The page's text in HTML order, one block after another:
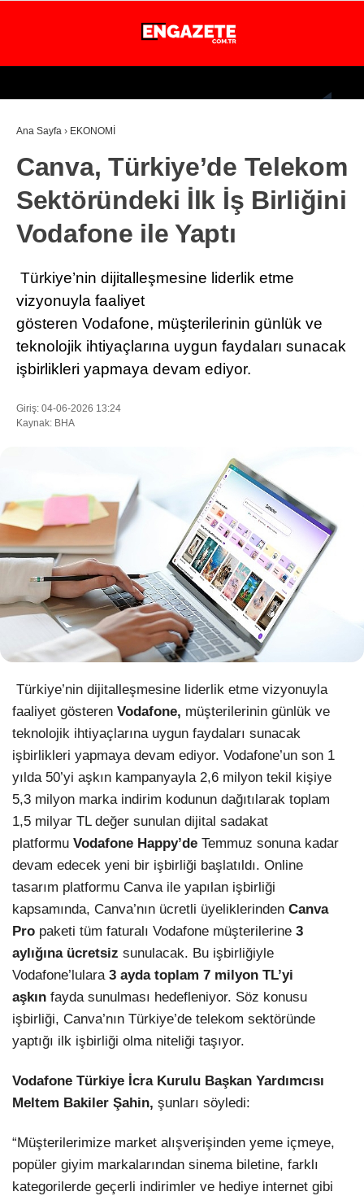
Facebook
Instagram
Youtube
Dribbble
LinkedIn
25.5
İSTANBUL
GÜNDEM
EKONOMİ
DÜNYA
MAGAZİN
SAĞLIK
TEKNOLOJİ
EĞİTİM
Ana Sayfa › EKONOMİ
Canva, Türkiye’de Telekom
Sektöründeki İlk İş Birliğini
Vodafone ile Yaptı
Türkiye’nin dijitalleşmesine liderlik etme
vizyonuyla faaliyet
gösteren Vodafone, müşterilerinin günlük ve
teknolojik ihtiyaçlarına uygun faydaları sunacak
işbirlikleri yapmaya devam ediyor.
Giriş: 04-06-2026 13:24
Kaynak: BHA
Türkiye’nin dijitalleşmesine liderlik etme vizyonuyla
faaliyet gösteren Vodafone, müşterilerinin günlük ve
teknolojik ihtiyaçlarına uygun faydaları sunacak
işbirlikleri yapmaya devam ediyor. Vodafone’un son 1
yılda 50’yi aşkın kampanyayla 2,6 milyon tekil kişiye
5,3 milyon marka indirim kodunun dağıtılarak toplam
1,5 milyar TL değer sunulan dijital sadakat
platformu Vodafone Happy’de Temmuz sonuna kadar
devam edecek yeni bir işbirliği başlatıldı. Online
tasarım platformu Canva ile yapılan işbirliği
kapsamında, Canva’nın ücretli üyeliklerinden Canva
Pro paketi tüm faturalı Vodafone müşterilerine 3
aylığına ücretsiz sunulacak. Bu işbirliğiyle
Vodafone’lulara 3 ayda toplam 7 milyon TL’yi
aşkın fayda sunulması hedefleniyor. Söz konusu
işbirliği, Canva’nın Türkiye’de telekom sektöründe
yaptığı ilk işbirliği olma niteliği taşıyor.
Vodafone Türkiye İcra Kurulu Başkan Yardımcısı
Meltem Bakiler Şahin, şunları söyledi:
“Müşterilerimize market alışverişinden yeme içmeye,
popüler giyim markalarından sinema biletine, farklı
kategorilerde geçerli indirimler ve hediye internet gibi